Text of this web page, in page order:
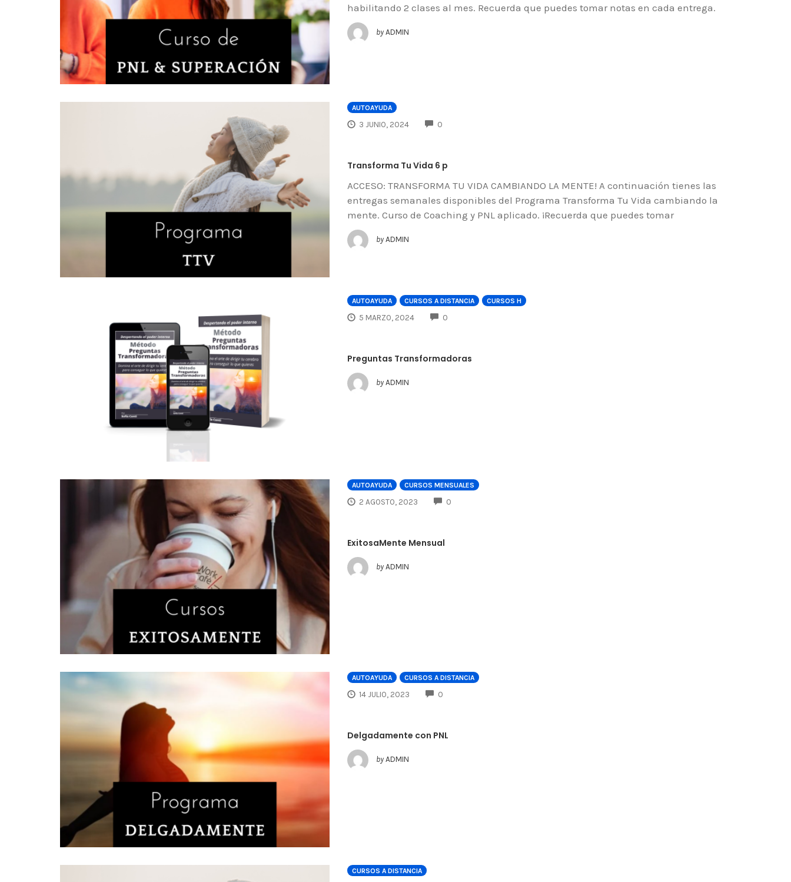
habilitando 2 clases al mes. Recuerda que puedes tomar notas en cada entrega.
by ADMIN
AUTOAYUDA
3 JUNIO, 2024 0
Transforma Tu Vida 6 p
ACCESO: TRANSFORMA TU VIDA CAMBIANDO LA MENTE! A continuación tienes las
entregas semanales disponibles del Programa Transforma Tu Vida cambiando la
mente. Curso de Coaching y PNL aplicado. ¡Recuerda que puedes tomar
by ADMIN
AUTOAYUDA CURSOS A DISTANCIA CURSOS H
5 MARZO, 2024 0
Preguntas Transformadoras
by ADMIN
AUTOAYUDA CURSOS MENSUALES
2 AGOSTO, 2023 0
ExitosaMente Mensual
by ADMIN
AUTOAYUDA CURSOS A DISTANCIA
14 JULIO, 2023 0
Delgadamente con PNL
by ADMIN
CURSOS A DISTANCIA